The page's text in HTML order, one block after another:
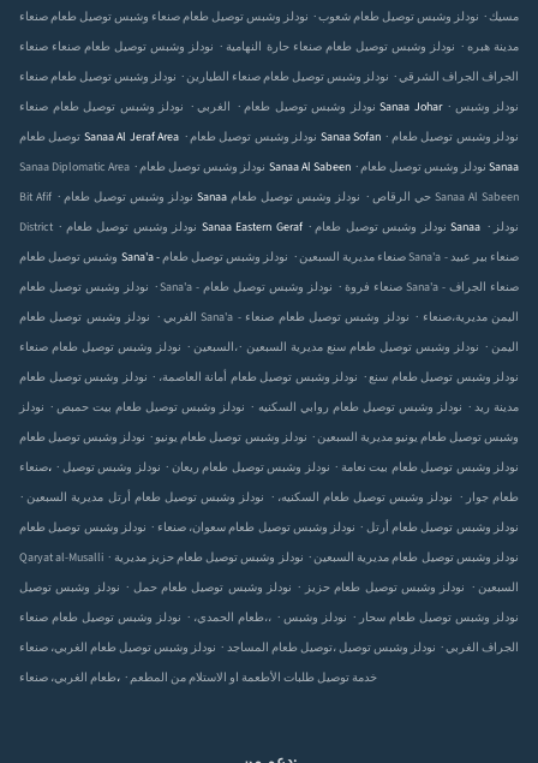
وشبس توصيل طعام صنعاء‎ شعوب. نودلز وشبس توصيل طعام صنعاء‎ مسيك. نودلز وشبس توصيل طعام
صنعاء‎ حارة النهامية . نودلز وشبس توصيل طعام صنعاء‎ هبره . نودلز وشبس توصيل طعام صنعاء‎ مدينة
الطيارين. نودلز وشبس توصيل طعام صنعاء‎ الجراف الشرقي. نودلز وشبس توصيل طعام صنعاء‎ الجراف
الغربي . . نودلز وشبس توصيل طعام Sanaa Johar . نودلز وشبس
توصيل طعام Sanaa Al Jeraf Area . نودلز وشبس توصيل طعام Sanaa Sofan . نودلز وشبس توصيل طعام
Sanaa Diplomatic Area . نودلز وشبس توصيل طعام Sanaa Al Sabeen .نودلز وشبس توصيل طعام Sanaa
Bit Afif . نودلز وشبس توصيل طعام Sanaa حي الرقاص . نودلز وشبس توصيل طعام Sanaa Al Sabeen
District . نودلز وشبس توصيل طعام Sanaa Eastern Geraf . نودلز وشبس توصيل طعام Sanaa . نودلز
وشبس توصيل طعام Sana'a - صنعاء مديرية السبعين.
نودلز وشبس توصيل طعام Sana'a - صنعاء بير عبيد
.
نودلز وشبس توصيل طعام Sana'a - صنعاء فروة . نودلز وشبس توصيل طعام Sana'a - صنعاء الجراف
الغربي . نودلز وشبس توصيل طعام Sana'a - صنعاء . نودلز وشبس توصيل طعام صنعاء‎،اليمن مديرية
السبعين . نودلز وشبس توصيل طعام صنعاء‎،اليمن . نودلز وشبس توصيل طعام سنع مديرية السبعين .
نودلز وشبس توصيل طعام سنع. نودلز وشبس توصيل طعام أمانة العاصمة، . نودلز وشبس توصيل طعام
مدينة ريد . نودلز وشبس توصيل طعام روابي السكنيه . نودلز وشبس توصيل طعام بيت حمبص . نودلز
وشبس توصيل طعام يونيو مديرية السبعين. نودلز وشبس توصيل طعام يونيو . نودلز وشبس توصيل طعام
صنعاء‎، . نودلز وشبس توصيل طعام بيت نعامة . نودلز وشبس توصيل طعام ريعان . نودلز وشبس توصيل
طعام جوار . نودلز وشبس توصيل طعام السكنيه، . نودلز وشبس توصيل طعام أرتل مديرية السبعين .
نودلز وشبس توصيل طعام أرتل . نودلز وشبس توصيل طعام سعوان، صنعاء . نودلز وشبس توصيل طعام
Qaryat al-Musalli . نودلز وشبس توصيل طعام مديرية السبعين. نودلز وشبس توصيل طعام حزيز مديرية
السبعين . نودلز وشبس توصيل طعام حزيز . نودلز وشبس توصيل طعام حمل . نودلز وشبس توصيل
طعام الحمدي، . نودلز وشبس توصيل طعام صنعاء‎،، . نودلز وشبس توصيل طعام سحار . نودلز وشبس
توصيل طعام المساجد . نودلز وشبس توصيل طعام الغربي، صنعاء‎، الجراف الغربي. نودلز وشبس توصيل
طعام الغربي، صنعاء‎، .خدمة توصيل طلبات الأطعمة او الاستلام من المطعم